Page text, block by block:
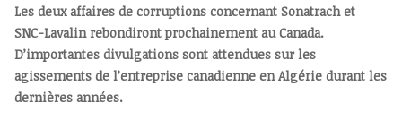
Les deux affaires de corruptions concernant Sonatrach et
SNC-Lavalin rebondiront prochainement au Canada.
D’importantes divulgations sont attendues sur les
agissements de l’entreprise canadienne en Algérie durant les
dernières années.